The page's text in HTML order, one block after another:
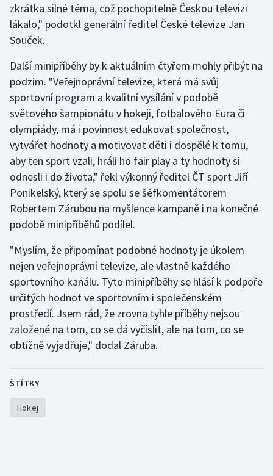
Olympijské hry
Parasport
Plavání
Plážový volejbal
Ragby
Rychlobruslení
Rychlostní kanoistika
Short track
Sportovní střelba
Stolní tenis
Triatlon
Veslování
zkrátka silné téma, což pochopitelně Českou televizi
lákalo," podotkl generální ředitel České televize Jan
Souček.
Další minipříběhy by k aktuálním čtyřem mohly přibýt na
podzim. "Veřejnoprávní televize, která má svůj
sportovní program a kvalitní vysílání v podobě
světového šampionátu v hokeji, fotbalového Eura či
olympiády, má i povinnost edukovat společnost,
vytvářet hodnoty a motivovat děti i dospělé k tomu,
aby ten sport vzali, hráli ho fair play a ty hodnoty si
odnesli i do života," řekl výkonný ředitel ČT sport Jiří
Ponikelský, který se spolu se šéfkomentátorem
Robertem Zárubou na myšlence kampaně i na konečné
podobě minipříběhů podílel.
"Myslím, že připomínat podobné hodnoty je úkolem
nejen veřejnoprávní televize, ale vlastně každého
sportovního kanálu. Tyto minipříběhy se hlásí k podpoře
určitých hodnot ve sportovním i společenském
prostředí. Jsem rád, že zrovna tyhle příběhy nejsou
založené na tom, co se dá vyčíslit, ale na tom, co se
obtížně vyjadřuje," dodal Záruba.
ŠTÍTKY
Hokej